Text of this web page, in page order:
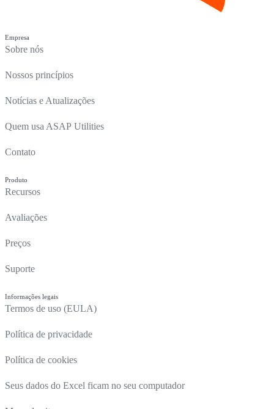
Empresa
Sobre nós
Nossos princípios
Notícias e Atualizações
Quem usa ASAP Utilities
Contato
Produto
Recursos
Avaliações
Preços
Suporte
Informações legais
Termos de uso (EULA)
Política de privacidade
Política de cookies
Seus dados do Excel ficam no seu computador